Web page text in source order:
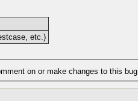
etc.)
on or make changes to this bug.